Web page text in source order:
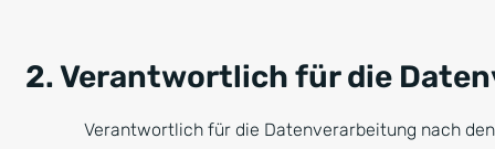
2. Verantwortlich für die
Verantwortlich für die Datenverarbeitung nach